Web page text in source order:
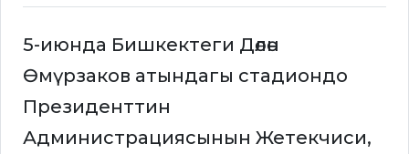
5-июнда Бишкектеги Дөлөн
Өмүрзаков атындагы стадиондо
Президенттин
Администрациясынын Жетекчиси,